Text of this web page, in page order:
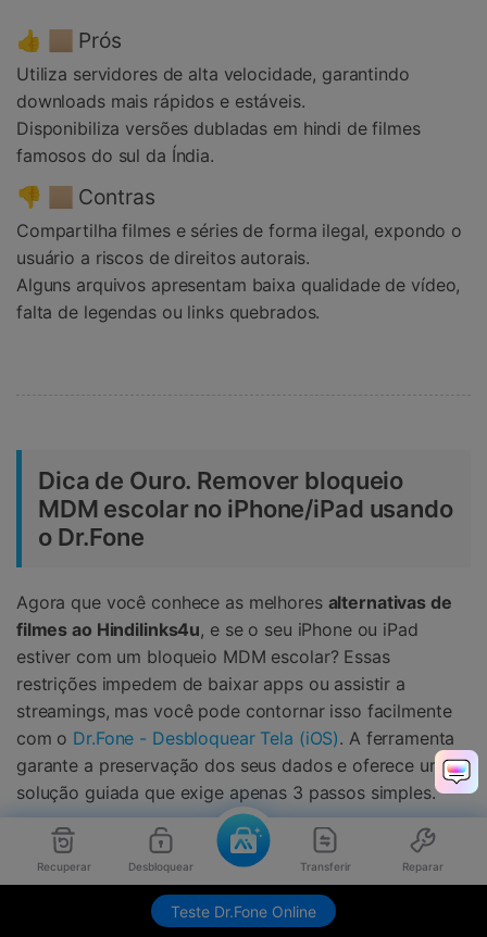
Recuperar Desbloquear Transferir Reparar
Teste Dr.Fone Online
👍 🏼 Prós
Utiliza servidores de alta velocidade, garantindo
downloads mais rápidos e estáveis.
Disponibiliza versões dubladas em hindi de filmes
famosos do sul da Índia.
👎 🏼 Contras
Compartilha filmes e séries de forma ilegal, expondo o
usuário a riscos de direitos autorais.
Alguns arquivos apresentam baixa qualidade de vídeo,
falta de legendas ou links quebrados.
Dica de Ouro. Remover bloqueio
MDM escolar no iPhone/iPad usando
o Dr.Fone
Agora que você conhece as melhores alternativas de
filmes ao Hindilinks4u, e se o seu iPhone ou iPad
estiver com um bloqueio MDM escolar? Essas
restrições impedem de baixar apps ou assistir a
streamings, mas você pode contornar isso facilmente
com o Dr.Fone - Desbloquear Tela (iOS). A ferramenta
garante a preservação dos seus dados e oferece uma
solução guiada que exige apenas 3 passos simples.
O Dr.Fone é compatível com as mais recentes versões
iOS 26/iPadOS 26 e iPhone 17, e não exige nenhuma
experiência técnica para remover o MDM. Com a